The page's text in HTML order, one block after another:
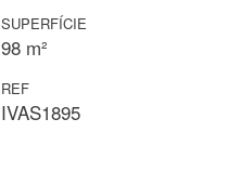
SUPERFÍCIE
98 m²
REF
IVAS1895